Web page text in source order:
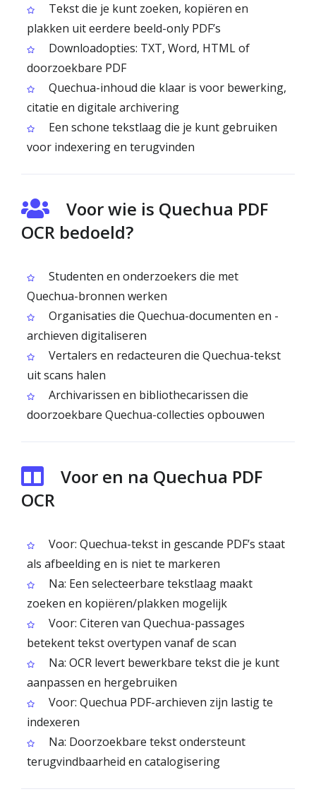
Tekst die je kunt zoeken, kopiëren en
plakken uit eerdere beeld-only PDF’s
Downloadopties: TXT, Word, HTML of
doorzoekbare PDF
Quechua-inhoud die klaar is voor bewerking,
citatie en digitale archivering
Een schone tekstlaag die je kunt gebruiken
voor indexering en terugvinden
Voor wie is Quechua PDF
OCR bedoeld?
Studenten en onderzoekers die met
Quechua-bronnen werken
Organisaties die Quechua-documenten en -
archieven digitaliseren
Vertalers en redacteuren die Quechua-tekst
uit scans halen
Archivaris­sen en bibliothecarissen die
doorzoekbare Quechua-collecties opbouwen
Voor en na Quechua PDF
OCR
Voor: Quechua-tekst in gescande PDF’s staat
als afbeelding en is niet te markeren
Na: Een selecteerbare tekstlaag maakt
zoeken en kopiëren/plakken mogelijk
Voor: Citeren van Quechua-passages
betekent tekst overtypen vanaf de scan
Na: OCR levert bewerkbare tekst die je kunt
aanpassen en hergebruiken
Voor: Quechua PDF-archieven zijn lastig te
indexeren
Na: Doorzoekbare tekst ondersteunt
terugvindbaarheid en catalogisering